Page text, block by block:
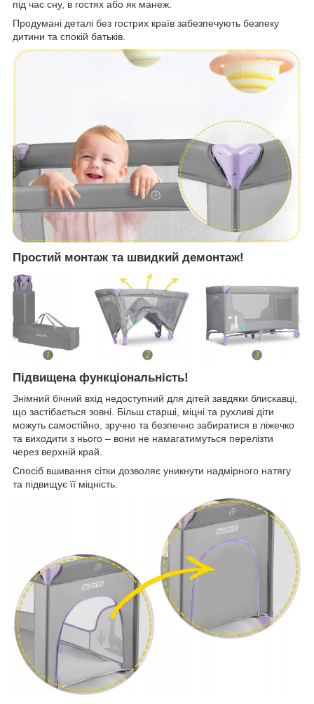
під час сну, в гостях або як манеж.
Продумані деталі без гострих країв забезпечують безпеку
дитини та спокій батьків.
Простий монтаж та швидкий демонтаж!
Підвищена функціональність!
Знімний бічний вхід недоступний для дітей завдяки блискавці,
що застібається зовні. Більш старші, міцні та рухливі діти
можуть самостійно, зручно та безпечно забиратися в ліжечко
та виходити з нього – вони не намагатимуться перелізти
через верхній край.
Спосіб вшивання сітки дозволяє уникнути надмірного натягу
та підвищує її міцність.